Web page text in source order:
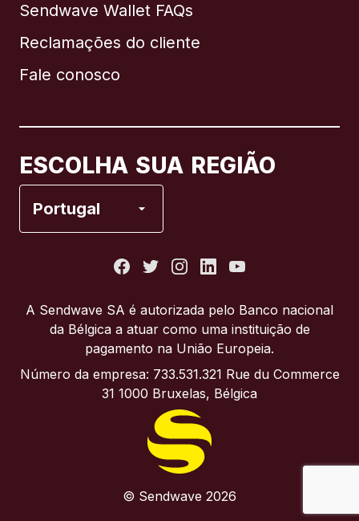
Sendwave Wallet FAQs
Reclamações do cliente
Fale conosco
ESCOLHA SUA REGIÃO
Portugal
Brasil
Itália
Portugal
Reino Unido
A Sendwave SA é autorizada pelo Banco nacional
da Bélgica a atuar como uma instituição de
pagamento na União Europeia.
Número da empresa: 733.531.321 Rue du Commerce
31 1000 Bruxelas, Bélgica
© Sendwave 2026